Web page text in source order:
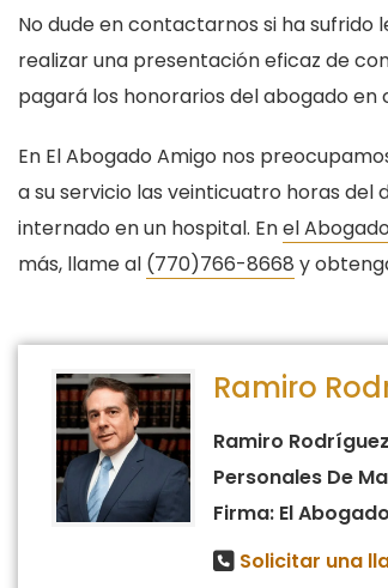
No dude en contactarnos si ha sufrido
realizar una presentación eficaz de
pagará los honorarios del abogado en
En El Abogado Amigo nos
a su servicio las veinticuatro horas del
internado en un hospital. Enel
más, llame al (770)766-8668 y
Ramiro
Ramiro
Personales De
Firma: El
Solicitar una